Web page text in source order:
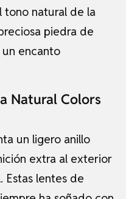
tono natural de la
piedra de
encanto
Natural Colors
un ligero anillo
extra al exterior
lentes de